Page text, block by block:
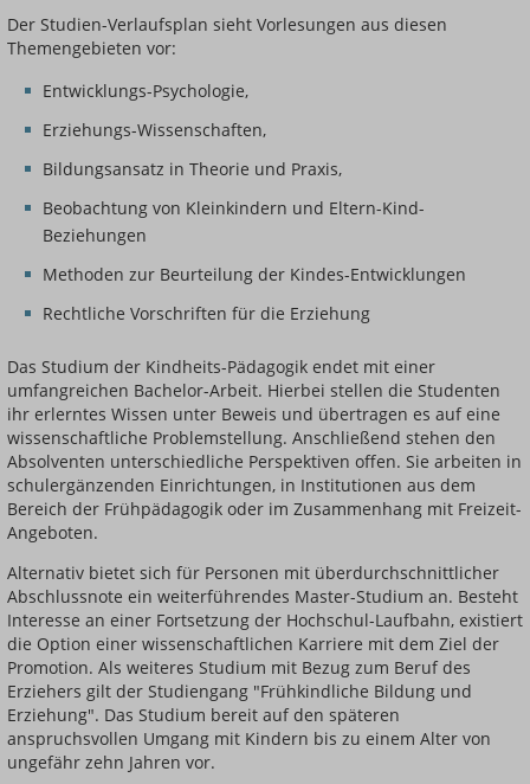
Der Studien-Verlaufsplan sieht Vorlesungen aus diesen
Themengebieten vor:
Entwicklungs-Psychologie,
Erziehungs-Wissenschaften,
Bildungsansatz in Theorie und Praxis,
Beobachtung von Kleinkindern und Eltern-Kind-
Beziehungen
Methoden zur Beurteilung der Kindes-Entwicklungen
Rechtliche Vorschriften für die Erziehung
Das Studium der Kindheits-Pädagogik endet mit einer
umfangreichen Bachelor-Arbeit. Hierbei stellen die Studenten
ihr erlerntes Wissen unter Beweis und übertragen es auf eine
wissenschaftliche Problemstellung. Anschließend stehen den
Absolventen unterschiedliche Perspektiven offen. Sie arbeiten in
schulergänzenden Einrichtungen, in Institutionen aus dem
Bereich der Frühpädagogik oder im Zusammenhang mit Freizeit-
Angeboten.
Alternativ bietet sich für Personen mit überdurchschnittlicher
Abschlussnote ein weiterführendes Master-Studium an. Besteht
Interesse an einer Fortsetzung der Hochschul-Laufbahn, existiert
die Option einer wissenschaftlichen Karriere mit dem Ziel der
Promotion. Als weiteres Studium mit Bezug zum Beruf des
Erziehers gilt der Studiengang "Frühkindliche Bildung und
Erziehung". Das Studium bereit auf den späteren
anspruchsvollen Umgang mit Kindern bis zu einem Alter von
ungefähr zehn Jahren vor.